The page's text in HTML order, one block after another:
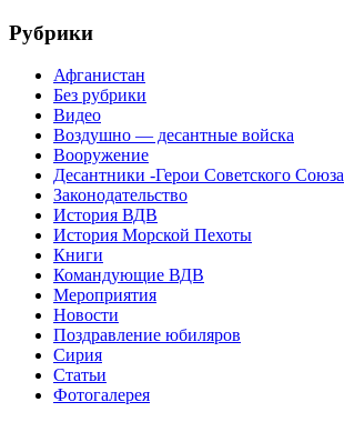
Рубрики
Афганистан
Без рубрики
Видео
Воздушно — десантные войска
Вооружение
Десантники -Герои Советского Союза
Законодательство
История ВДВ
История Морской Пехоты
Книги
Командующие ВДВ
Мероприятия
Новости
Поздравление юбиляров
Сирия
Статьи
Фотогалерея